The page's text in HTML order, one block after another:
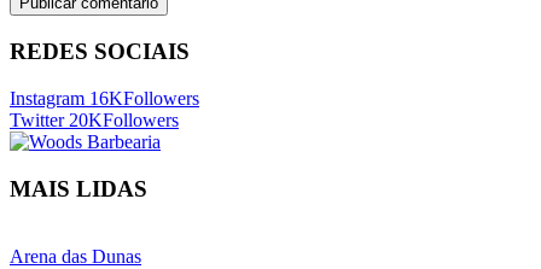
REDES SOCIAIS
Instagram 16KFollowers
Twitter 20KFollowers
MAIS LIDAS
Arena das Dunas